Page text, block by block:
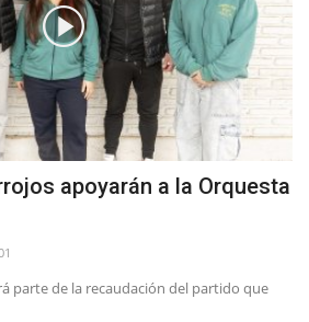
apoyarán a la Orquesta
parte de la recaudación del partido que